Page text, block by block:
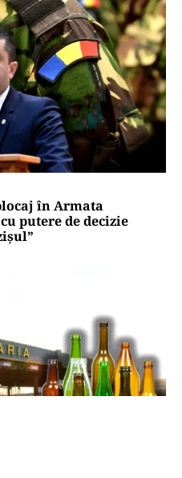
în Armata
putere de decizie